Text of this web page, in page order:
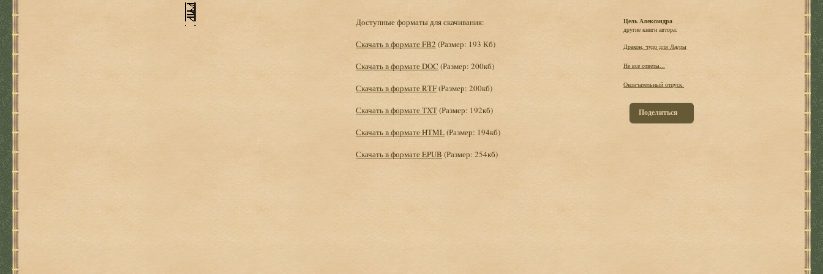
Доступные форматы для скачивания:
Скачать в формате FB2 (Размер: 193 Кб)
Скачать в формате DOC (Размер: 200кб)
Скачать в формате RTF(Размер: 200кб)
Скачать в формате TXT(Размер: 192кб)
Скачать в формате HTML(Размер: 194кб)
Скачать в формате EPUB (Размер: 254кб)
Цель Александра
другие книги автора:
Дракон, чудо для Лауры
Не все ответы...
Окончательный отпуск.
Поделиться